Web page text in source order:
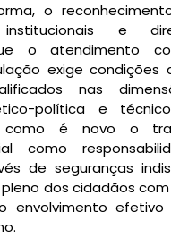
o
e
o atendimento
exige condições
nas
política e
como é novo o
como
de seguranças
dos cidadãos
envolvimento